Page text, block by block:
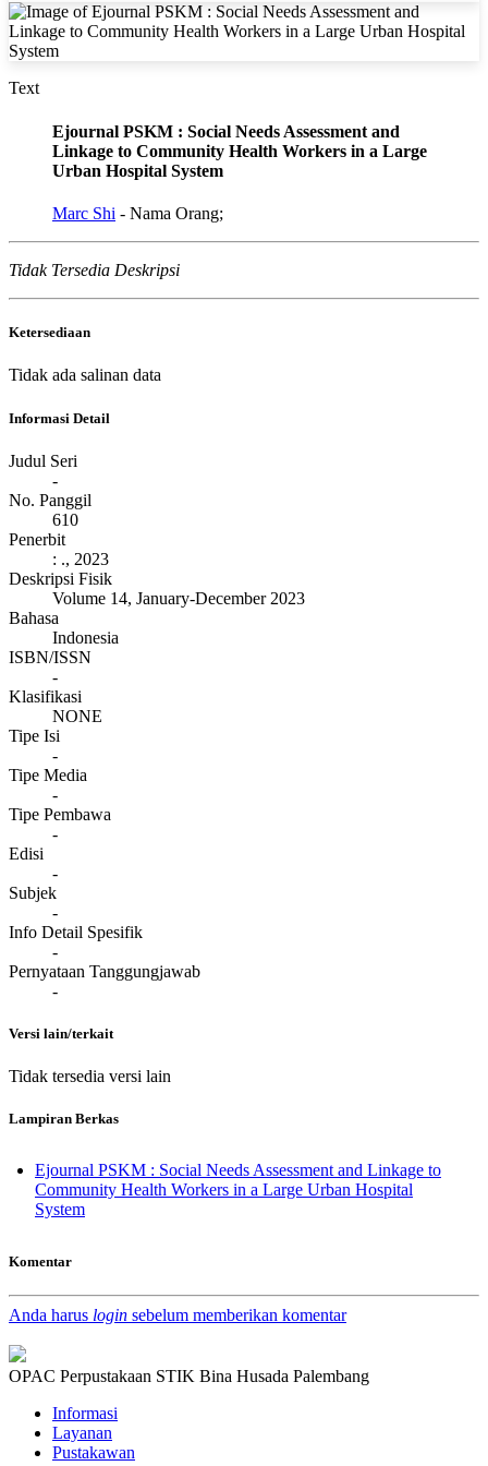
Text
Ejournal PSKM : Social Needs Assessment and
Linkage to Community Health Workers in a Large
Urban Hospital System
Marc Shi - Nama Orang;
Tidak Tersedia Deskripsi
Ketersediaan
Tidak ada salinan data
Informasi Detail
Judul Seri
-
No. Panggil
610
Penerbit
: ., 2023
Deskripsi Fisik
Volume 14, January-December 2023
Bahasa
Indonesia
ISBN/ISSN
-
Klasifikasi
NONE
Tipe Isi
-
Tipe Media
-
Tipe Pembawa
-
Edisi
-
Subjek
-
Info Detail Spesifik
-
Pernyataan Tanggungjawab
-
Versi lain/terkait
Tidak tersedia versi lain
Lampiran Berkas
Ejournal PSKM : Social Needs Assessment and Linkage to
Community Health Workers in a Large Urban Hospital
System
Komentar
Anda harus login sebelum memberikan komentar
OPAC Perpustakaan STIK Bina Husada Palembang
Informasi
Layanan
Pustakawan